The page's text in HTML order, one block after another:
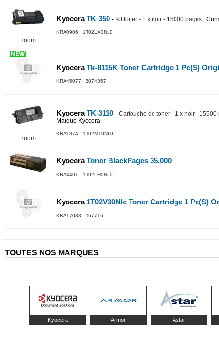
zoom
KyoceraTK 350 - Kit toner - 1 x noir - 15000 pages :
KRA0906 1T02LX0NL0
KyoceraTk-8115K Toner Cartridge 1 Pc(S)
KRA45077 Z074357
zoom
KyoceraTK 3110 - Cartouche de toner - 1 x noir - 15500
Marque Kyocera
KRA1374 1T02MT0NL0
KyoceraToner BlackPages 35.000
KRA4401 1T02LH0NL0
Kyocera1T02V30Nlc Toner Cartridge 1 Pc(S)
KRA17033 167716
TOUTES NOS MARQUES
Kyocera Armor Astar